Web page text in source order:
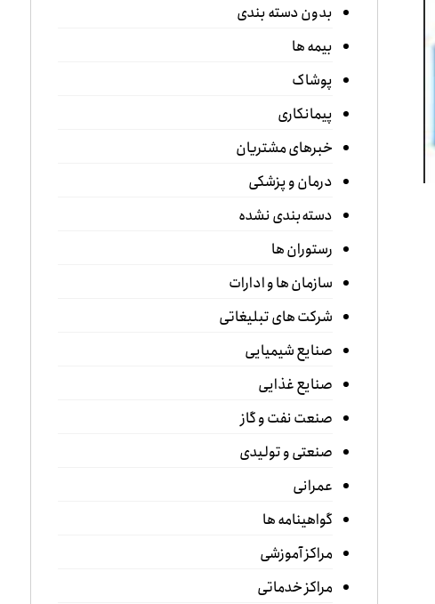
بدون دسته بندی
بیمه ها
پوشاک
پیمانکاری
خبرهای مشتریان
درمان و پزشکی
دسته‌بندی نشده
رستوران ها
سازمان ها و ادارات
شرکت های تبلیغاتی
صنایع شیمیایی
صنایع غذایی
صنعت نفت و گاز
صنعتی و تولیدی
عمرانی
گواهینامه ها
مراکز آموزشی
مراکز خدماتی